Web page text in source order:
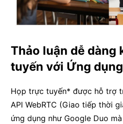
Thảo luận dễ dàng
tuyến với Ứng
Họp trực tuyến* được hỗ trợ
API WebRTC (Giao tiếp thời
ứng dụng như Google Duo